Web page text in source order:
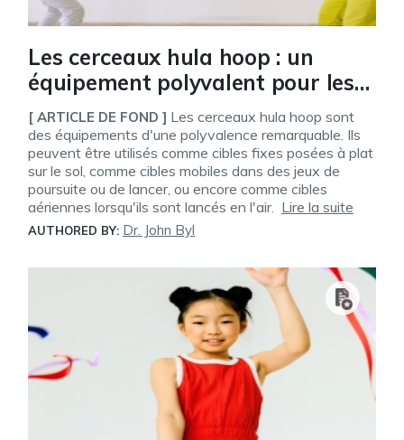
Les cerceaux hula hoop : un
équipement polyvalent pour les
jeux de cibles
[ ARTICLE DE FOND ] Les cerceaux hula hoop sont
des équipements d'une polyvalence remarquable. Ils
peuvent être utilisés comme cibles fixes posées à plat
sur le sol, comme cibles mobiles dans des jeux de
poursuite ou de lancer, ou encore comme cibles
aériennes lorsqu'ils sont lancés en l'air. Lire la suite
AUTHORED BY: Dr. John Byl